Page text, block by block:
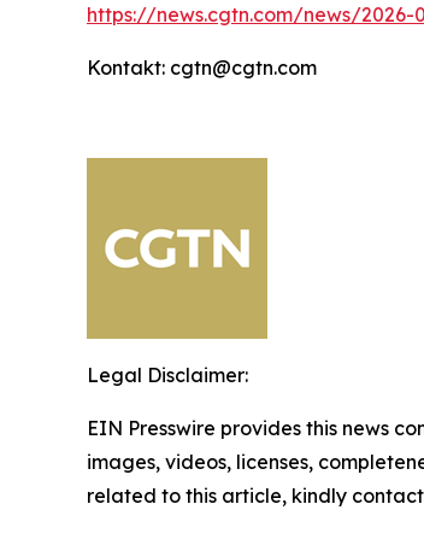
https://news.cgtn.com/news/
Kontakt: cgtn@cgtn.com
Legal Disclaimer:
EIN Presswire provides this news
images, videos, licenses,
related to this article, kindly